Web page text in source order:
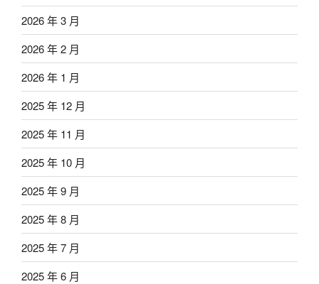
2026 年 3 月
2026 年 2 月
2026 年 1 月
2025 年 12 月
2025 年 11 月
2025 年 10 月
2025 年 9 月
2025 年 8 月
2025 年 7 月
2025 年 6 月